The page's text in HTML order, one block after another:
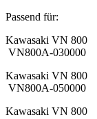
Passend für:
Kawasaki VN
VN800A-030000
Kawasaki VN
VN800A-050000
Kawasaki VN